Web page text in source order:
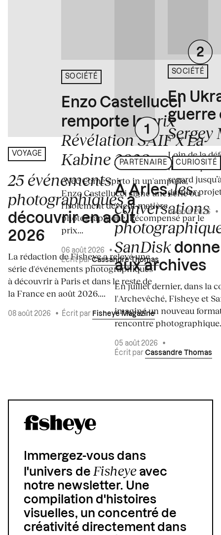
VOYAGE
25 événements
photographiquesà
découvrir en août
2026
La rédaction de Fisheye a relevé une
série d'événements photographiques
à découvrir à Paris et dans le reste de
la France en août 2026....
08 août 2026 • Écrit par Fisheye Magazine
SOCIÉTÉ
Enzo Castellucci
remporte leprix
Révélation SAIF x La
Kabine 2026
Avec Come spirto in un'ampolla,
Enzo Castellucci signe une série où
l'isolement devient matière
photographique. Récompensé par le
prix...
06 août 2026
•
Écrit parCassandre Thomas
PARTENAIRE CURIOSITÉ
À Arles,les
conversations
SanDisk
aux archives
En juillet dernier, dans la
l'Archevêché, Fisheye et
imaginé un nouveau
rencontre
05 août 2026
•
Écrit par Cassandre Thomas
SOCIÉTÉ
En
guerre
Loin de la
médiatiques
regard
dernier
04 août 2026 •
Immergez-vous dans
l'univers deFisheyeavec
notre newsletter. Une
compilation d'histoires
visuelles, un concentré de
créativité directement dans